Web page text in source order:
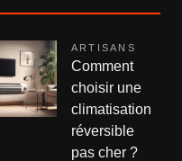
ARTISANS
Comment
choisir une
climatisation
réversible
pas cher ?